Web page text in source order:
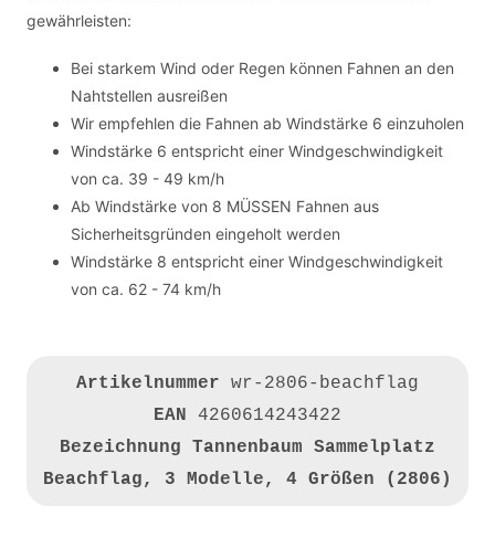
gewährleisten:
Bei starkem Wind oder Regen können Fahnen an den
Nahtstellen ausreißen
Wir empfehlen die Fahnen ab Windstärke 6 einzuholen
Windstärke 6 entspricht einer Windgeschwindigkeit
von ca. 39 - 49 km/h
Ab Windstärke von 8 MÜSSEN Fahnen aus
Sicherheitsgründen eingeholt werden
Windstärke 8 entspricht einer Windgeschwindigkeit
von ca. 62 - 74 km/h
Artikelnummer wr-2806-beachflag
EAN 4260614243422
Bezeichnung Tannenbaum Sammelplatz
Beachflag, 3 Modelle, 4 Größen (2806)